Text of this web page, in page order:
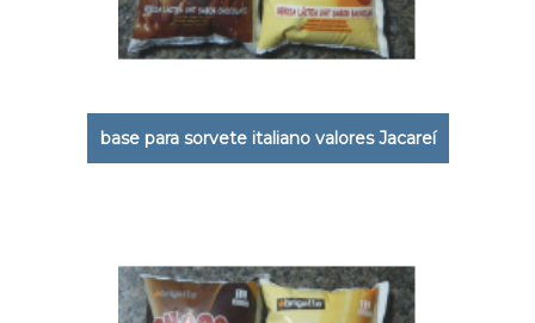
base para sorvete italiano valores Jacareí